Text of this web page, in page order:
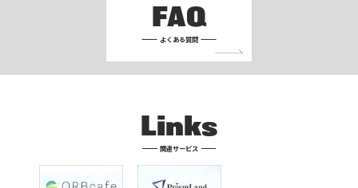
FAQ
よくある質問
Links
関連サービス